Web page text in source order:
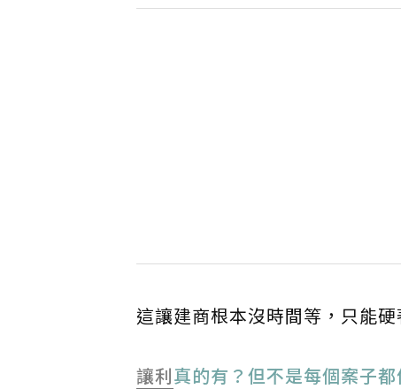
這讓建商根本沒時間等，只能
讓利真的有？但不是每個案子都